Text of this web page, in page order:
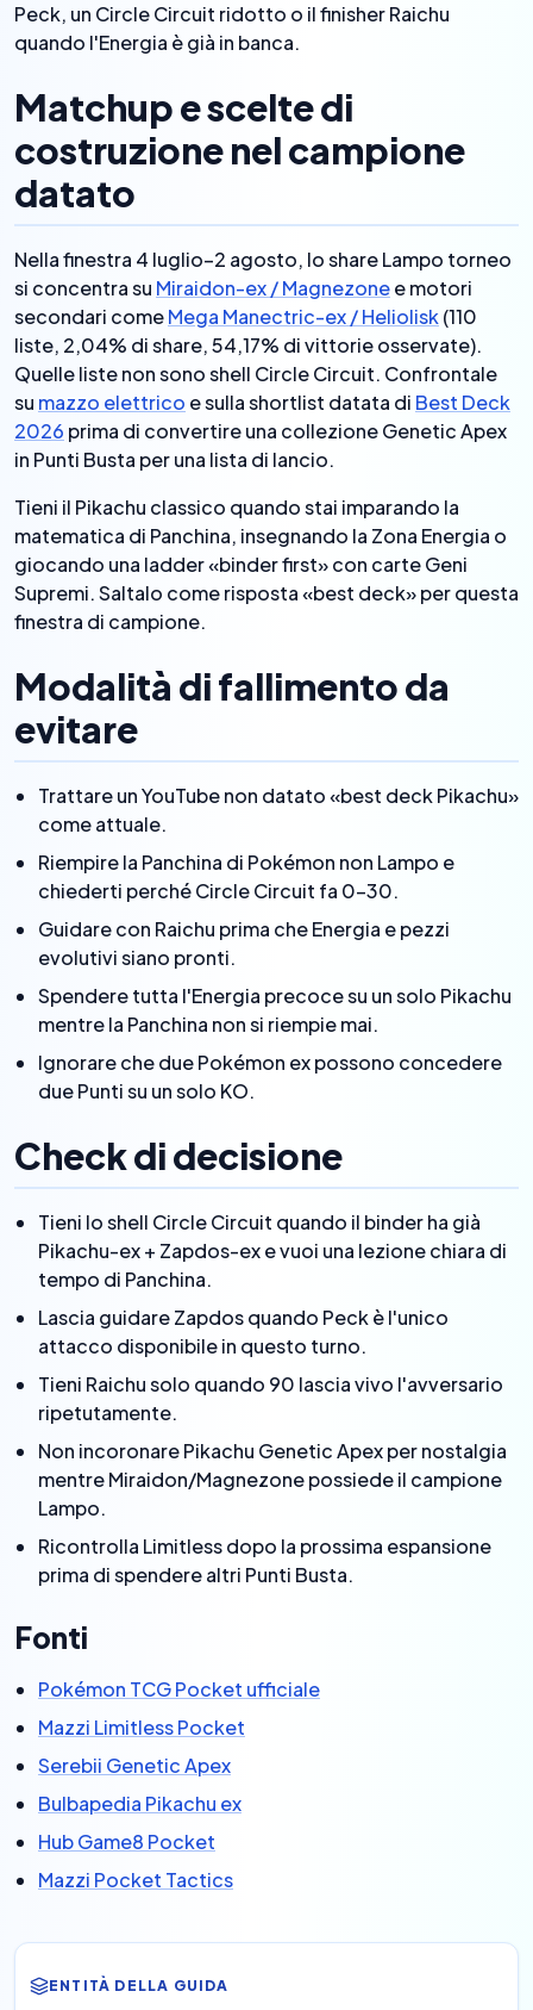
Peck, un Circle Circuit ridotto o il finisher Raichu
quando l'Energia è già in banca.
Matchup e scelte di
costruzione nel campione
datato
Nella finestra 4 luglio–2 agosto, lo share Lampo torneo
si concentra su Miraidon-ex / Magnezonee motori
secondari comeMega Manectric-ex / Heliolisk(110
liste, 2,04% di share, 54,17% di vittorie osservate).
Quelle liste non sono shell Circle Circuit. Confrontale
su mazzo elettrico e sulla shortlist datata di Best Deck
2026 prima di convertire una collezione Genetic Apex
in Punti Busta per una lista di lancio.
Tieni il Pikachu classico quando stai imparando la
matematica di Panchina, insegnando la Zona Energia o
giocando una ladder «binder first» con carte Geni
Supremi. Saltalo come risposta «best deck» per questa
finestra di campione.
Modalità di fallimento da
evitare
Trattare un YouTube non datato «best deck Pikachu»
come attuale.
Riempire la Panchina di Pokémon non Lampo e
chiederti perché Circle Circuit fa 0–30.
Guidare con Raichu prima che Energia e pezzi
evolutivi siano pronti.
Spendere tutta l'Energia precoce su un solo Pikachu
mentre la Panchina non si riempie mai.
Ignorare che due Pokémon ex possono concedere
due Punti su un solo KO.
Check di decisione
Tieni lo shell Circle Circuit quando il binder ha già
Pikachu-ex + Zapdos-ex e vuoi una lezione chiara di
tempo di Panchina.
Lascia guidare Zapdos quando Peck è l'unico
attacco disponibile in questo turno.
Tieni Raichu solo quando 90 lascia vivo l'avversario
ripetutamente.
Non incoronare Pikachu Genetic Apex per nostalgia
mentre Miraidon/Magnezone possiede il campione
Lampo.
Ricontrolla Limitless dopo la prossima espansione
prima di spendere altri Punti Busta.
Fonti
Pokémon TCG Pocket ufficiale
Mazzi Limitless Pocket
Serebii Genetic Apex
Bulbapedia Pikachu ex
Hub Game8 Pocket
Mazzi Pocket Tactics
ENTITÀ DELLA GUIDA